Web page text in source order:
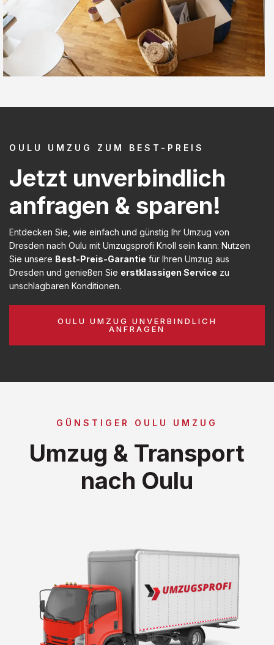
OULU UMZUG ZUM BEST-PREIS
Jetzt unverbindlich
anfragen & sparen!
Entdecken Sie, wie einfach und günstig Ihr Umzug von
Dresden nach Oulu mit Umzugsprofi Knoll sein kann: Nutzen
Sie unsere Best-Preis-Garantie für Ihren Umzug aus
Dresden und genießen Sie erstklassigen Service zu
unschlagbaren Konditionen.
OULU UMZUG UNVERBINDLICH
ANFRAGEN
GÜNSTIGER OULU UMZUG
Umzug & Transport
nach Oulu